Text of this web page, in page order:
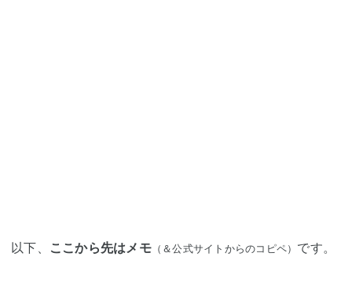
以下、 ここから先はメモ（＆公式サイトからのコピペ） です。